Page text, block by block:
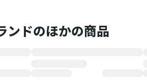
ンドのほかの商品